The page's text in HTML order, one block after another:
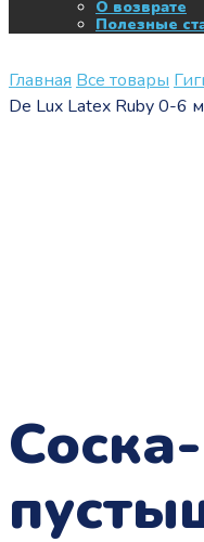
О возврате
Полезные
Главная Все товары
De Lux Latex Ruby 0-6
Соска-